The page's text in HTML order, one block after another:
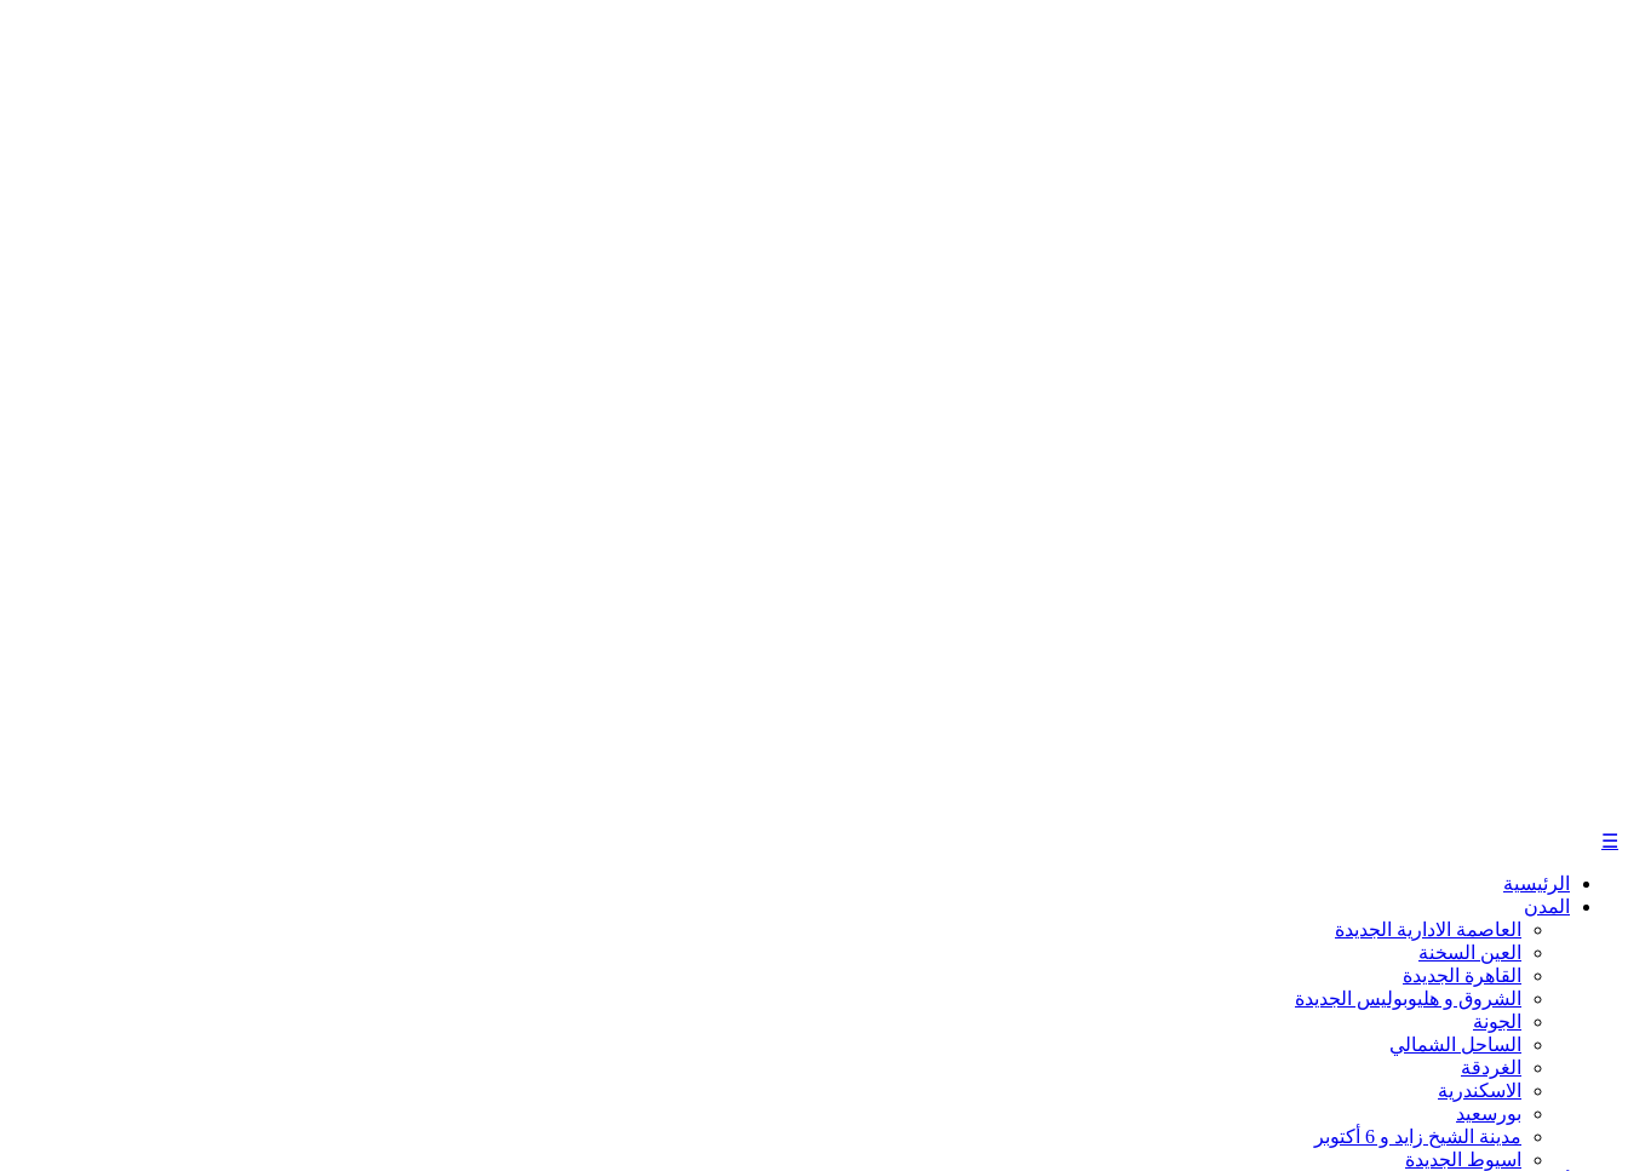
☰
الرئيسية
المدن
العاصمة الادارية الجديدة
العين السخنة
القاهرة الجديدة
الشروق و هليوبوليس الجديدة
الجونة
الساحل الشمالي
الغردقة
الاسكندرية
بورسعيد
مدينة الشيخ زايد و 6 أكتوبر
اسيوط الجديدة